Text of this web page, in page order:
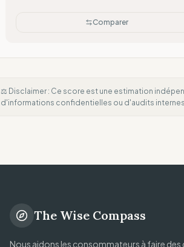
Comparer
⚖️ Disclaimer : Ce score est une estimation
d'informations confidentielles ou d'audits
The Wise Compass
Nous aidons les consommateurs à faire des